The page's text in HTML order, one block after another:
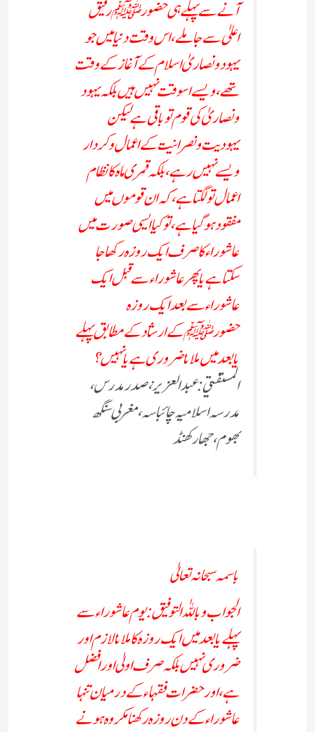
آنےسے پہلے ہی حضورﷺ رفیق
اعلیٰ سے جاملے، اس وقت دنیا میں جو
یہود ونصاریٰ اسلام کے آغاز کے وقت
تھے، ویسے اسوقت نہیں ہیں بلکہ یہود
ونصاریٰ کی قوم توباقی ہے لیکن
یہودیت ونصرانیت کے اعمال وکردار
ویسے نہیں رہے، بلکہ قمری ماہ کا نظام
اعمال تو لگتاہے، کہ ان قوموں میں
مفقود ہوگیا ہے، تو کیا ایسی صورت میں
عاشوراء کا صرف ایک روزہ رکھاجا
سکتاہے یاپھر عاشوراء سے قبل ایک
عاشوراء سے بعد ایک روزہ
حضورﷺ کے ارشاد کے مطابق پہلے
یابعد میں ملانا ضروری ہے یانہیں ؟
المستفتي:عبد العزیز ، صدر مدرس،
مدرسہ اسلامیہ چائباسہ ، مغربی سنگھ
بھوم ، جھار کھنڈ
باسمہ سبحانہ تعالیٰ
الجواب وباللہٰ التوفیق:یوم عاشوراء سے
پہلے یا بعد میں ایک روزہ کا ملانا لازم اور
ضروری نہیں بلکہ صرف اولیٰ اورافضل
ہے ، اورحضرات فقہاء کے درمیان تنہا
عاشوراء کے دن روزہ رکھنا مکروہ ہونے